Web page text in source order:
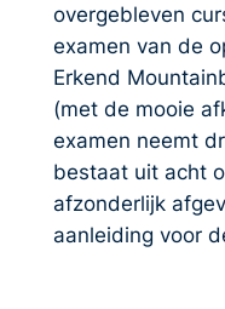
overgebleven
examen van de
Erkend
(met de mooie
examen neemt
bestaat uit acht
afzonderlijk
aanleiding voor